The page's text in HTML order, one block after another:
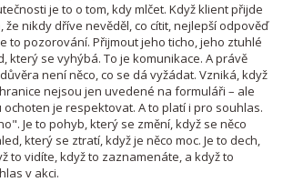
je to o tom, kdy mlčet. Když klient přijde
že nikdy dříve nevěděl, co cítit, nejlepší odpověď
to pozorování. Přijmout jeho ticho, jeho ztuhlé
který se vyhýbá. To je komunikace. A právě
důvěra není něco, co se dá vyžádat. Vzniká, když
nejsou jen uvedené na formuláři – ale
je respektovat. A to platí i pro souhlas.
Je to pohyb, který se změní, když se něco
který se ztratí, když je něco moc. Je to dech,
to vidíte, když to zaznamenáte, a když to
v akci.